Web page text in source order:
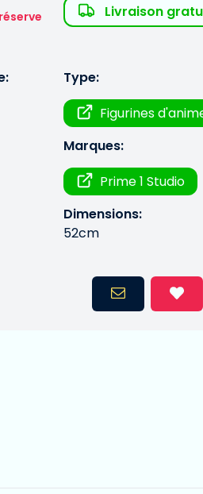
Livraison
Type:
Figurines
Marques:
Prime 1 Studio
Dimensions:
52cm